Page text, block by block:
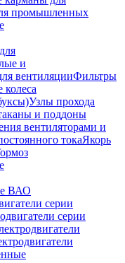
промышленных
и
вентиляцииФильтры
колеса
Узлы прохода
и поддоны
вентиляторами и
токаЯкорь
ВАО
серии
серии